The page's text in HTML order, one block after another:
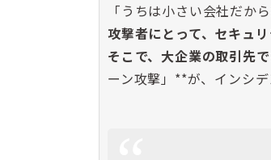
「うちは小さい会社だか
攻撃者にとって、セキュ
そこで、大企業の取引先
ーン攻撃」**が、インシデ